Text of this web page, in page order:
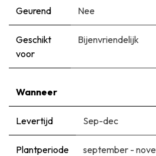
Geurend Nee
Geschikt
voor
Bijenvriendelijk
Wanneer
Levertijd Sep-dec
Plantperiode september -